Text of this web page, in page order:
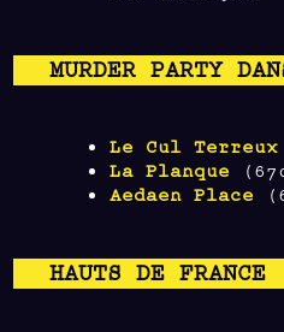
MURDER PARTY
Le Cul Terreux
La Planque
Aedaen Place
HAUTS DE FRANCE